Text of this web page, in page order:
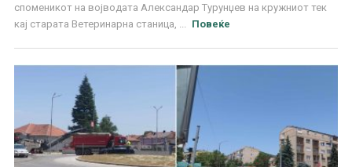
споменикот на војводата Александар Турунџев на кружниот тек
кај старата Ветеринарна станица, ...
Повеќе